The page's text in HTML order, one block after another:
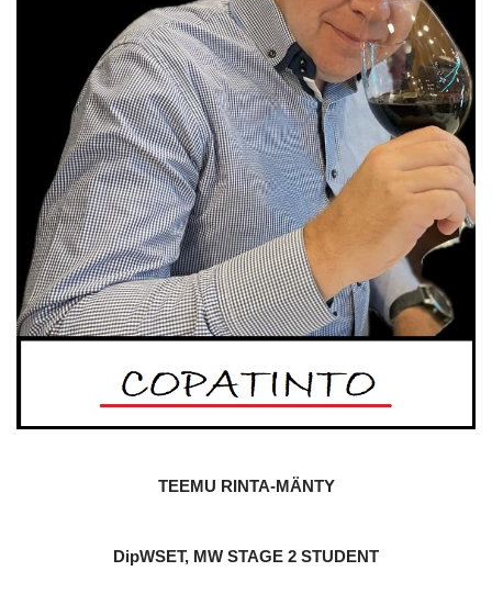
TEEMU RINTA-MÄNTY
DipWSET, MW STAGE 2 STUDENT